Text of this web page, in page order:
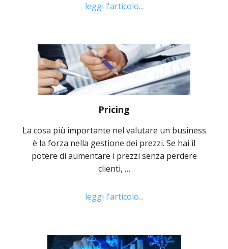
leggi l'articolo...
Pricing
La cosa più importante nel valutare un business
è la forza nella gestione dei prezzi. Se hai il
potere di aumentare i prezzi senza perdere
clienti, …
leggi l'articolo...